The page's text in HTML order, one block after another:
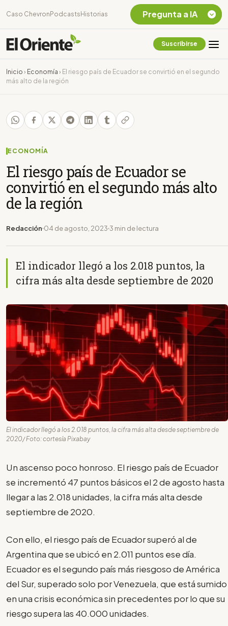
Caso Chevron Podcasts Historias
Suscribirse
Inicio › Economía › El riesgo país de Ecuador se convirtió en el segundo
más alto de la región
ECONOMÍA
El riesgo país de Ecuador se
convirtió en el segundo más alto
de la región
Redacción 04 de agosto, 2023 3 min de lectura
El indicador llegó a los 2.018 puntos, la
cifra más alta desde septiembre de 2020
El indicador llegó a los 2.018 puntos, la cifra más alta desde septiembre de
2020/ Foto: cortesía Pixabay
Un ascenso poco honroso. El riesgo país de Ecuador
se incrementó 47 puntos básicos el 2 de agosto hasta
llegar a las 2.018 unidades, la cifra más alta desde
septiembre de 2020.
Con ello, el riesgo país de Ecuador superó al de
Argentina que se ubicó en 2.011 puntos ese día.
Ecuador es el segundo país más riesgoso de América
del Sur, superado solo por Venezuela, que está sumido
en una crisis económica sin precedentes por lo que su
riesgo supera las 40.000 unidades.
Pregunta a IA
Chevron Ecuador